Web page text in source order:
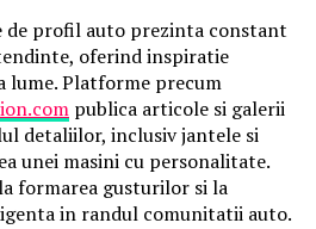
profil auto prezinta constant
oferind inspiratie
lume. Platforme precum
publica articole si galerii
detaliilor, inclusiv jantele si
unei masini cu personalitate.
formarea gusturilor si la
in randul comunitatii auto.